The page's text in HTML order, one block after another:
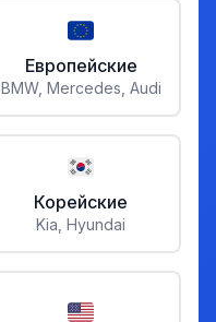
Европейские
BMW, Mercedes, Audi
Корейские
Kia, Hyundai